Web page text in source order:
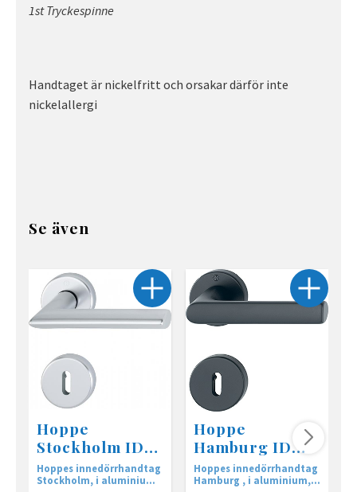
1st Tryckespinne
Handtaget är nickelfritt och orsakar därför inte
nickelallergi
Se även
Hoppe
Stockholm ID
Handtag silver
Hoppes innedörrhandtag
Stockholm, i aluminium,
Hoppe
Hamburg ID
Handtag svart
Hoppes innedörrhandtag
Hamburg , i aluminium,